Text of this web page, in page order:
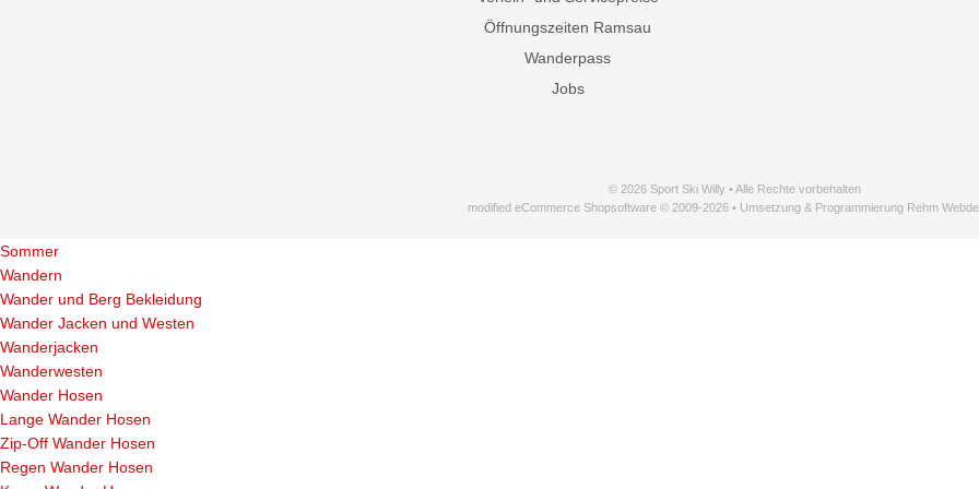
Öffnungszeiten Ramsau
Wanderpass
Jobs
© 2026 Sport Ski Willy • Alle Rechte vorbehalten
modified eCommerce Shopsoftware © 2009-2026 • Umsetzung & Programmierung Rehm
Sommer
Wandern
Wander und Berg Bekleidung
Wander Jacken und Westen
Wanderjacken
Wanderwesten
Wander Hosen
Lange Wander Hosen
Zip-Off Wander Hosen
Regen Wander Hosen